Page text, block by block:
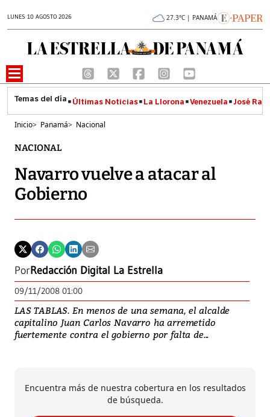
LUNES 10 AGOSTO 2026 27.3°C | PANAMÁ
Últimas Noticias La Llorona Venezuela José
Inicio> Panamá> Nacional
NACIONAL
Navarro vuelve a atacar al
Gobierno
PorRedacción Digital La Estrella
09/11/2008 01:00
LAS TABLAS. En menos de una semana, el alcalde
capitalino Juan Carlos Navarro ha arremetido
fuertemente contra el gobierno por falta de...
Encuentra más de nuestra cobertura en los resultados
de búsqueda.